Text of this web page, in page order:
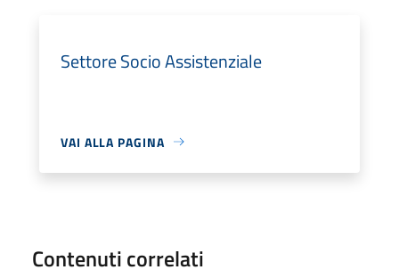
Settore Socio Assistenziale
VAI ALLA PAGINA
Contenuti correlati